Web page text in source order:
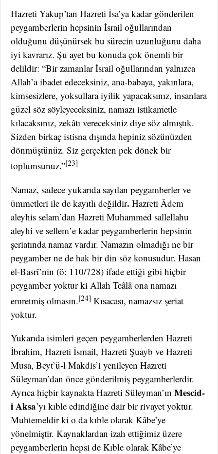
Hazreti Yakup’tan Hazreti İsa’ya kadar gönderilen
peygamberlerin hepsinin İsrail oğullarından
olduğunu düşünürsek bu sürecin uzunluğunu daha
iyi kavrarız. Şu ayet bu konuda çok önemli bir
delildir: “Bir zamanlar İsrail oğullarından yalnızca
Allah’a ibadet edeceksiniz, ana-babaya, yakınlara,
kimsesizlere, yoksullara iyilik yapacaksınız, insanlara
güzel söz söyleyeceksiniz, namazı istikametle
kılacaksınız, zekâtı vereceksiniz diye söz almıştık.
Sizden birkaç istisna dışında hepiniz sözünüzden
dönmüştünüz. Siz gerçekten pek dönek bir
toplumsunuz.”[23]
Namaz, sadece yukarıda sayılan peygamberler ve
ümmetleri ile de kayıtlı değildir.Hazreti Âdem
aleyhis selam’dan Hazreti Muhammed sallellahu
aleyhi ve sellem’e kadar peygamberlerin hepsinin
şeriatında namaz vardır. Namazın olmadığı ne bir
peygamber ne de hak bir din söz konusudur. Hasan
el-Basrî’nin (ö: 110/728) ifade ettiği gibi hiçbir
peygamber yoktur ki Allah Teâlâ ona namazı
emretmiş olmasın.[24] Kısacası, namazsız şeriat
yoktur.
Yukarıda isimleri geçen peygamberlerden Hazreti
İbrahim, Hazreti İsmail, Hazreti Şuayb ve Hazreti
Musa, Beyt’ü-l Makdis’i yenileyen Hazreti
Süleyman’dan önce gönderilmiş peygamberlerdir.
Ayrıca hiçbir kaynakta Hazreti Süleyman’ınMescid-
i Aksa’yı kıble edindiğine dair bir rivayet yoktur.
Muhtemeldir ki o da kıble olarak Kâbe’ye
yönelmiştir. Kaynaklardan izah ettiğimiz üzere
peygamberlerin hepsi de Kıble olarak Kâbe’ye